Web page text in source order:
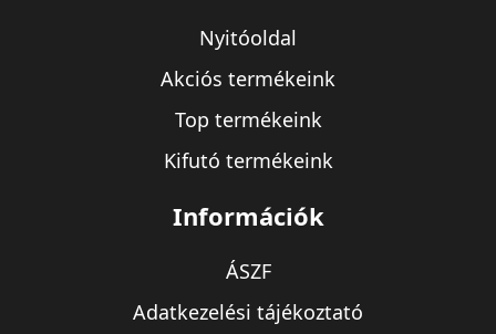
Nyitóoldal
Akciós termékeink
Top termékeink
Kifutó termékeink
Információk
ÁSZF
Adatkezelési tájékoztató